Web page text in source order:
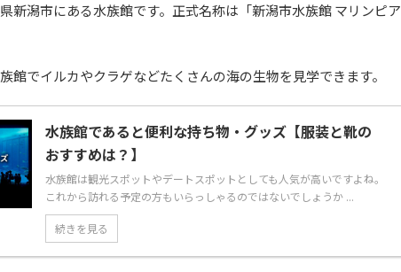
新潟市にある水族館です。正式名称は「新潟市水族館 マリンピア
館でイルカやクラゲなどたくさんの海の生物を見学できます。
水族館であると便利な持ち物・グッズ【服装と靴の
おすすめは？】
水族館は観光スポットやデートスポットとしても人気が高いですよね。
これから訪れる予定の方もいらっしゃるのではないでしょうか ...
続きを見る